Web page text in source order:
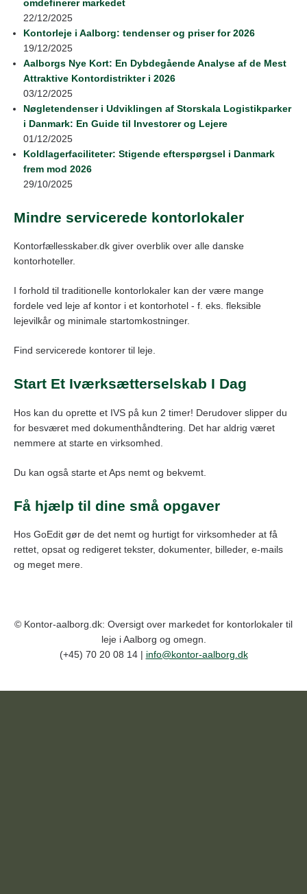
omdefinerer markedet
22/12/2025
Kontorleje i Aalborg: tendenser og priser for 2026
19/12/2025
Aalborgs Nye Kort: En Dybdegående Analyse af de Mest
Attraktive Kontordistrikter i 2026
03/12/2025
Nøgletendenser i Udviklingen af Storskala Logistikparker
i Danmark: En Guide til Investorer og Lejere
01/12/2025
Koldlagerfaciliteter: Stigende efterspørgsel i Danmark
frem mod 2026
29/10/2025
Mindre servicerede kontorlokaler
Kontorfællesskaber.dk giver overblik over alle danske
kontorhoteller.
I forhold til traditionelle kontorlokaler kan der være mange
fordele ved leje af kontor i et kontorhotel - f. eks. fleksible
lejevilkår og minimale startomkostninger.
Find servicerede kontorer til leje.
Start Et Iværksætterselskab I Dag
Hos kan du oprette et IVS på kun 2 timer! Derudover slipper du
for besværet med dokumenthåndtering. Det har aldrig været
nemmere at starte en virksomhed.
Du kan også starte et Aps nemt og bekvemt.
Få hjælp til dine små opgaver
Hos GoEdit gør de det nemt og hurtigt for virksomheder at få
rettet, opsat og redigeret tekster, dokumenter, billeder, e-mails
og meget mere.
© Kontor-aalborg.dk: Oversigt over markedet for kontorlokaler til
leje i Aalborg og omegn.
(+45) 70 20 08 14 | info@kontor-aalborg.dk